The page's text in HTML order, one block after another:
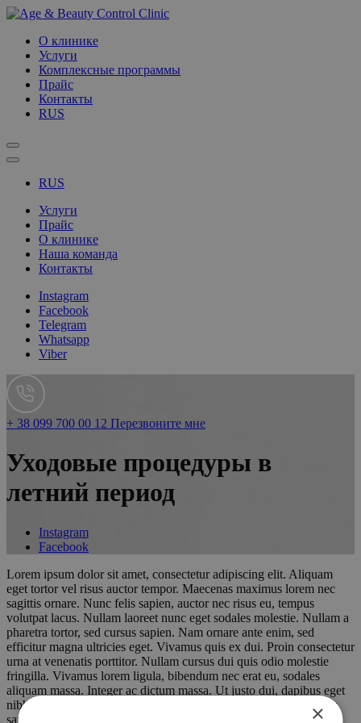
О клинике
Услуги
Комплексные программы
Прайс
Контакты
RUS
RUS
Услуги
Прайс
О клинике
Наша команда
Контакты
Instagram
Facebook
Telegram
Whatsapp
Viber
+ 38 099 700 00 12 Перезвоните мне
Уходовые процедуры в
летний период
Instagram
Facebook
Lorem ipsum dolor sit amet, consectetur adipiscing elit. Aliquam
eget tortor vel risus auctor tempor. Maecenas maximus lorem nec
sagittis ornare. Nunc felis sapien, auctor nec risus eu, tempus
volutpat lacus. Nullam laoreet nunc eget sodales molestie. Nullam a
pharetra tortor, sed cursus sapien. Nam ornare ante enim, sed
efficitur magna ultricies eget. Vivamus quis ex dui. Proin consectetur
urna at venenatis porttitor. Nullam cursus dui quis odio molestie
fringilla. Vivamus lorem ligula, bibendum nec erat eu, sodales
aliquam massa. Integer ac dictum massa. Ut justo dui, dapibus eget
nibh eget, hendrerit mattis dolor. Nulla eu massa sodales, efficitur
sapien vel, blandit nulla. Nunc ac euismod ligula. Proin dapibus
×